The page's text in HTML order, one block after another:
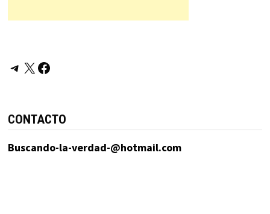
Telegram
X Facebook
CONTACTO
Buscando-la-verdad-@hotmail.com